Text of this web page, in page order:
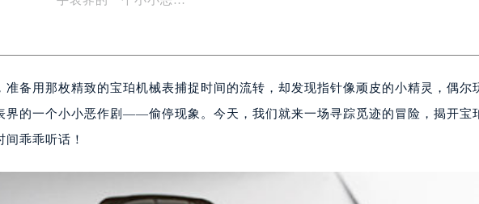
备用那枚精致的宝珀机械表捕捉时间的流转，却发现指针像顽皮的小精灵，偶尔
界的一个小小恶作剧——偷停现象。今天，我们就来一场寻踪觅迹的冒险，揭开宝
乖乖听话！